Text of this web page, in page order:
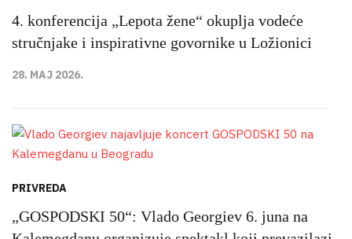
4. konferencija „Lepota žene“ okuplja vodeće
stručnjake i inspirativne govornike u Ložionici
28. MAJ 2026.
PRIVREDA
„GOSPODSKI 50“: Vlado Georgiev 6. juna na